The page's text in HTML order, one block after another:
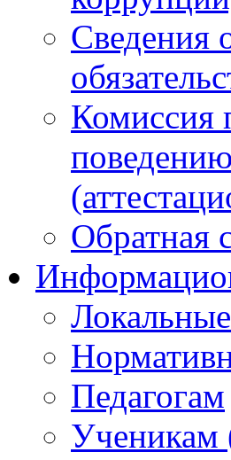
Сведения
Комиссия
Обратная
Педагогам
Ученикам